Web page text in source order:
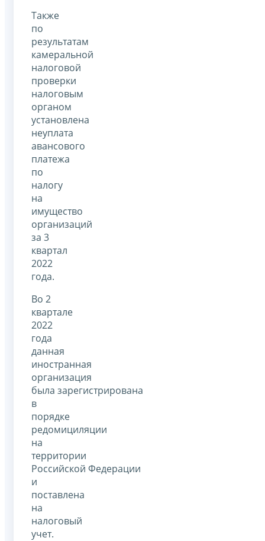
Также
по
результатам
камеральной
налоговой
проверки
налоговым
органом
установлена
неуплата
авансового
платежа
по
налогу
на
имущество
организаций
за 3
квартал
2022
года.
Во 2
квартале
2022
года
данная
иностранная
организация
была зарегистрирована
в
порядке
редомициляции
на
территории
Российской Федерации
и
поставлена
на
налоговый
учет.